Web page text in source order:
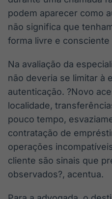
podem aparecer como
não significa que
forma livre e
Na avaliação da
não deveria se limitar à
autenticação. ?Novo
localidade,
pouco tempo,
contratação de
operações
cliente são sinais que
observados?, acentua.